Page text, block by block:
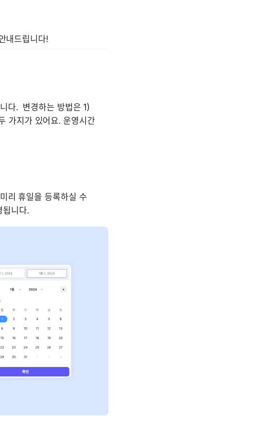
내드립니다!
다.  변경하는 방법은 1)
가지가 있어요. 운영시간
리 휴일을 등록하실 수